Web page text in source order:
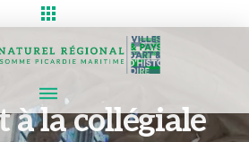
à la collégiale